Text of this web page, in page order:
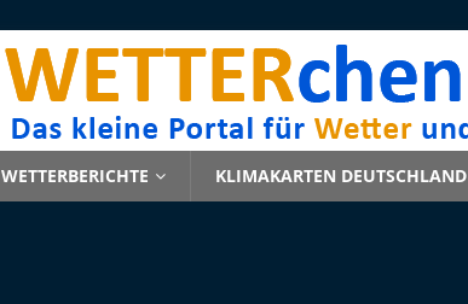
WETTERBERICHTE KLIMAKARTEN DEUTSCHLAND